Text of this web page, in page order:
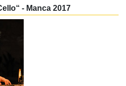
- Manca 2017